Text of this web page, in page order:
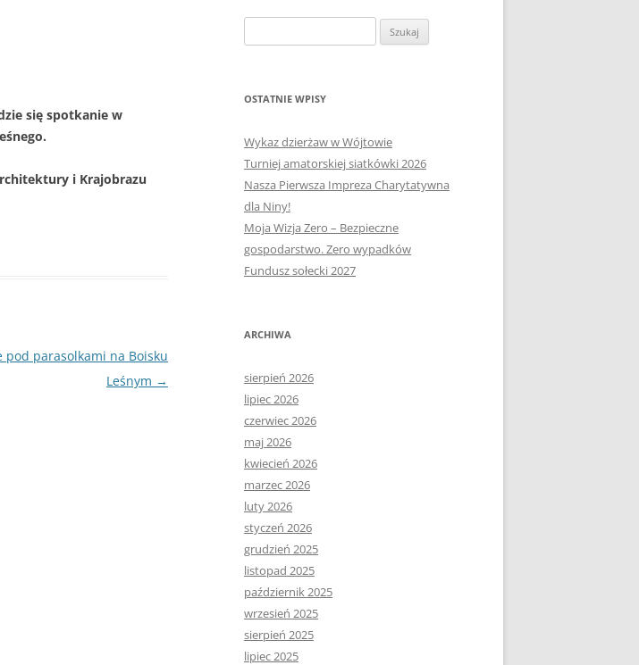
E-MAPA BARCZEWA
SOŁECTWO NIKIELKOWO
się spotkanie w
i Krajobrazu
pod parasolkami na Boisku
Leśnym →
OSTATNIE WPISY
Wykaz dzierżaw w Wójtowie
Turniej amatorskiej siatkówki 2026
Nasza Pierwsza Impreza Charytatywna
dla Niny!
Moja Wizja Zero – Bezpieczne
gospodarstwo. Zero wypadków
Fundusz sołecki 2027
ARCHIWA
sierpień 2026
lipiec 2026
czerwiec 2026
maj 2026
kwiecień 2026
marzec 2026
luty 2026
styczeń 2026
grudzień 2025
listopad 2025
październik 2025
wrzesień 2025
sierpień 2025
lipiec 2025